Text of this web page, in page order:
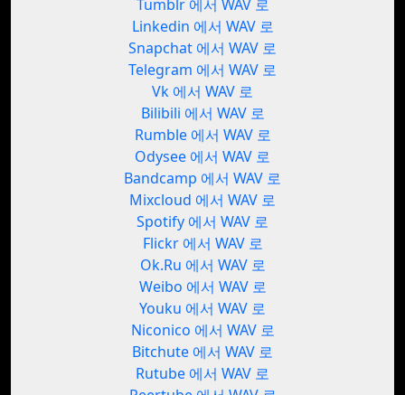
Tumblr 에서 WAV 로
Linkedin 에서 WAV 로
Snapchat 에서 WAV 로
Telegram 에서 WAV 로
Vk 에서 WAV 로
Bilibili 에서 WAV 로
Rumble 에서 WAV 로
Odysee 에서 WAV 로
Bandcamp 에서 WAV 로
Mixcloud 에서 WAV 로
Spotify 에서 WAV 로
Flickr 에서 WAV 로
Ok.Ru 에서 WAV 로
Weibo 에서 WAV 로
Youku 에서 WAV 로
Niconico 에서 WAV 로
Bitchute 에서 WAV 로
Rutube 에서 WAV 로